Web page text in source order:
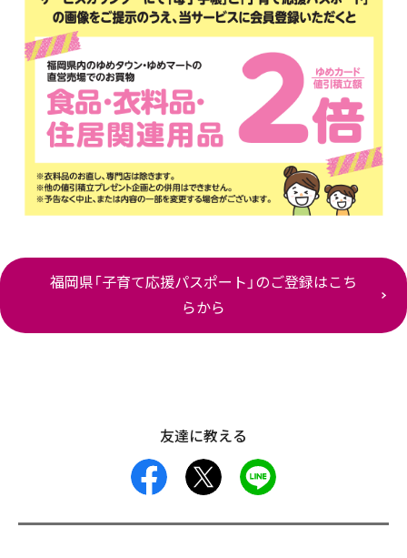
福岡県「子育て応援パスポート」のご登録はこち
らから
友達に教える
facebook